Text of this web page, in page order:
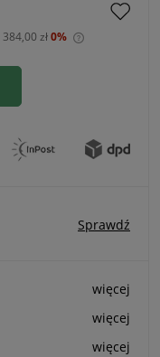
384,00 zł0%
Sprawdź
więcej
więcej
więcej